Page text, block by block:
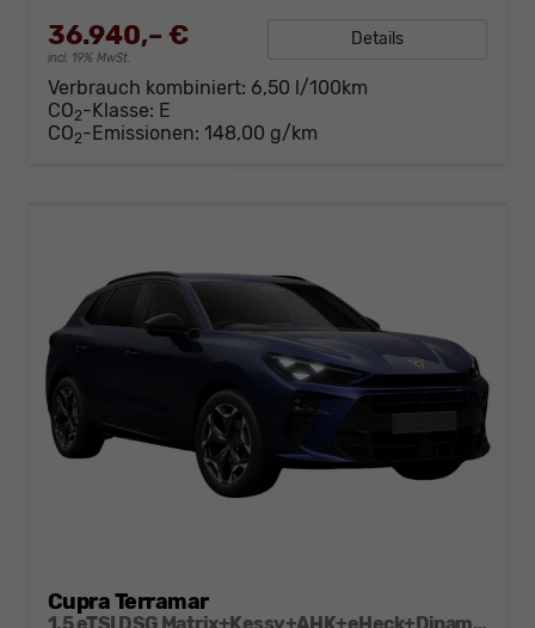
36.940,– €
incl. 19% MwSt.
Details
Verbrauch kombiniert: 6,50 l/100km
CO2-Klasse: E
CO2-Emissionen: 148,00 g/km
Cupra Terramar